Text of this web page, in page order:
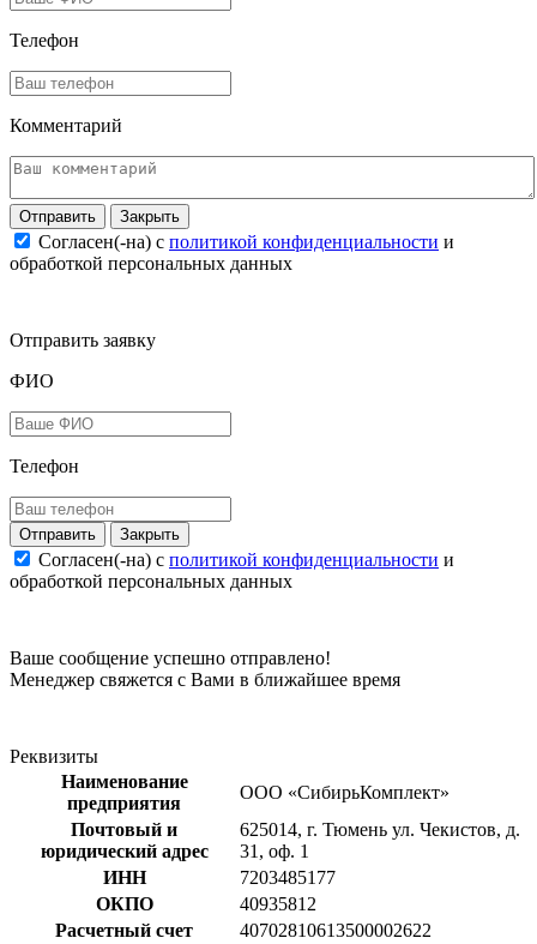
Телефон
Комментарий
Закрыть
Согласен(-на) c политикой конфиденциальности и
обработкой персональных данных
Отправить заявку
ФИО
Телефон
Закрыть
Согласен(-на) c политикой конфиденциальности и
обработкой персональных данных
Ваше сообщение успешно отправлено!
Менеджер свяжется с Вами в ближайшее время
Реквизиты
Наименование
предприятия
ООО «СибирьКомплект»
Почтовый и
юридический адрес
625014, г. Тюмень ул. Чекистов, д.
31, оф. 1
ИНН
7203485177
ОКПО
40935812
Расчетный счет
40702810613500002622